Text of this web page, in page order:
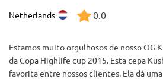
Netherlands 0.0
Estamos muito orgulhosos de nosso OG
da Copa Highlife cup 2015. Esta cepa
favorita entre nossos clientes. Ela dá